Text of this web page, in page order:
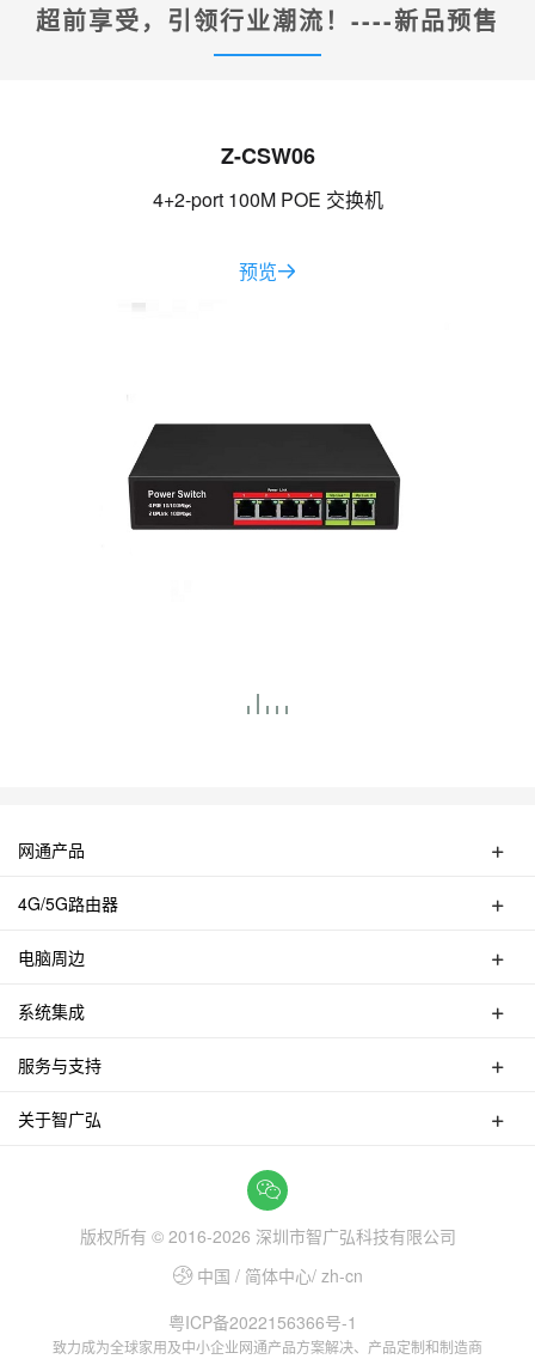
超前享受，引领行业潮流！----新品预售
Z-CSW06
4+2-port 100M POE 交换机
预览
网通产品
交换机
无线AP
无线网卡
4G/5G路由器
4G UFI
4G天线
电脑周边
蓝牙适配器
多功能转换器
视频转换器
系统集成
家用有线网络覆盖集成
服务与支持
联系智广弘
关于智广弘
版权所有 © 2016-2026 深圳市智广弘科技有限公司
中国 / 简体中心/ zh-cn
粤ICP备2022156366号-1
致力成为全球家用及中小企业网通产品方案解决、产品定制和制造商